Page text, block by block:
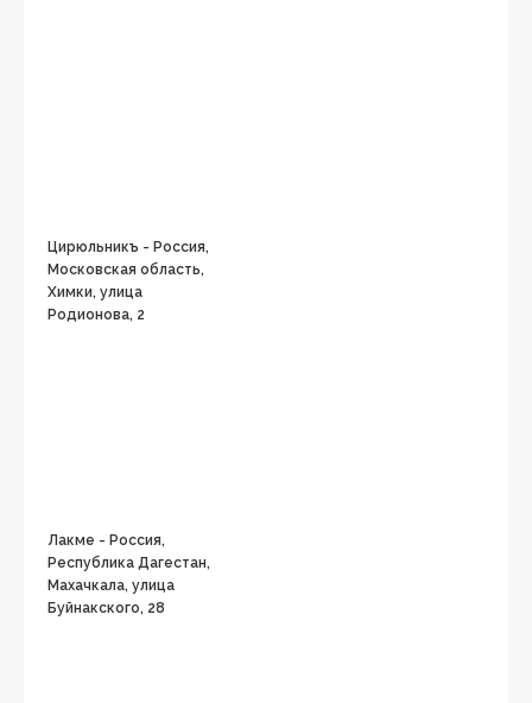
Цирюльникъ - Россия,
Московская область,
Химки, улица
Родионова, 2
Лакме - Россия,
Республика Дагестан,
Махачкала, улица
Буйнакского, 28